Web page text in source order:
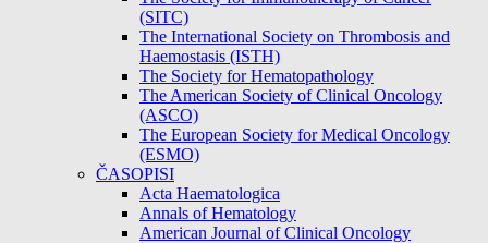
(SITC)
The International Society on Thrombosis and
Haemostasis (ISTH)
The Society for Hematopathology
The American Society of Clinical Oncology
(ASCO)
The European Society for Medical Oncology
(ESMO)
ČASOPISI
Acta Haematologica
Annals of Hematology
American Journal of Clinical Oncology